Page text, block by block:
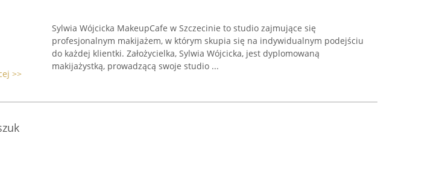
>>
Sylwia Wójcicka MakeupCafe w Szczecinie to studio zajmujące się
profesjonalnym makijażem, w którym skupia się na indywidualnym podejściu
do każdej klientki. Założycielka, Sylwia Wójcicka, jest dyplomowaną
makijażystką, prowadzącą swoje studio ...